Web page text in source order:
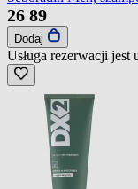
26 89
Dodaj
Usługa rezerwacji jest